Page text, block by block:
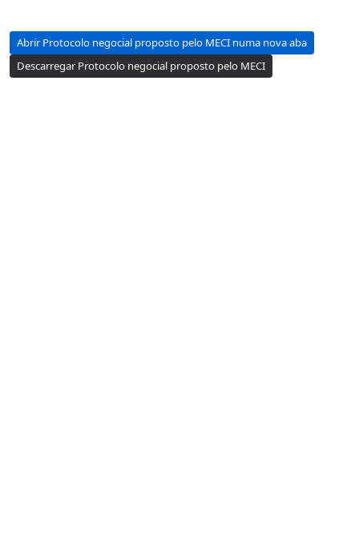
Abrir Protocolo negocial proposto pelo MECI numa nova aba
Descarregar Protocolo negocial proposto pelo MECI